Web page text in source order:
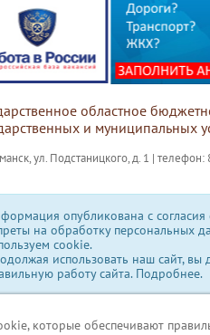
областное
и муниципальных
ул. Подстаницкого, д. 1 |
опубликована с
на обработку персональных
сookie.
использовать наш сайт, вы
работу сайта. Подробнее.
которые обеспечивают